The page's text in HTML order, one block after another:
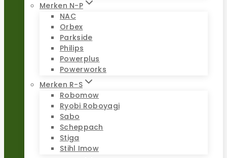
Merken N-P
NAC
Orbex
Parkside
Philips
Powerplus
Powerworks
Merken R-S
Robomow
Ryobi Roboyagi
Sabo
Scheppach
Stiga
Stihl Imow